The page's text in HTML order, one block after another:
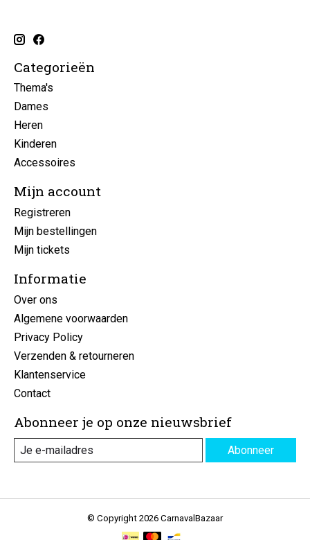
Categorieën
Thema's
Dames
Heren
Kinderen
Accessoires
Mijn account
Registreren
Mijn bestellingen
Mijn tickets
Informatie
Over ons
Algemene voorwaarden
Privacy Policy
Verzenden & retourneren
Klantenservice
Contact
Abonneer je op onze nieuwsbrief
Abonneer
© Copyright 2026 CarnavalBazaar